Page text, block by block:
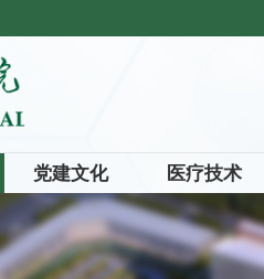
党建文化 医疗技术